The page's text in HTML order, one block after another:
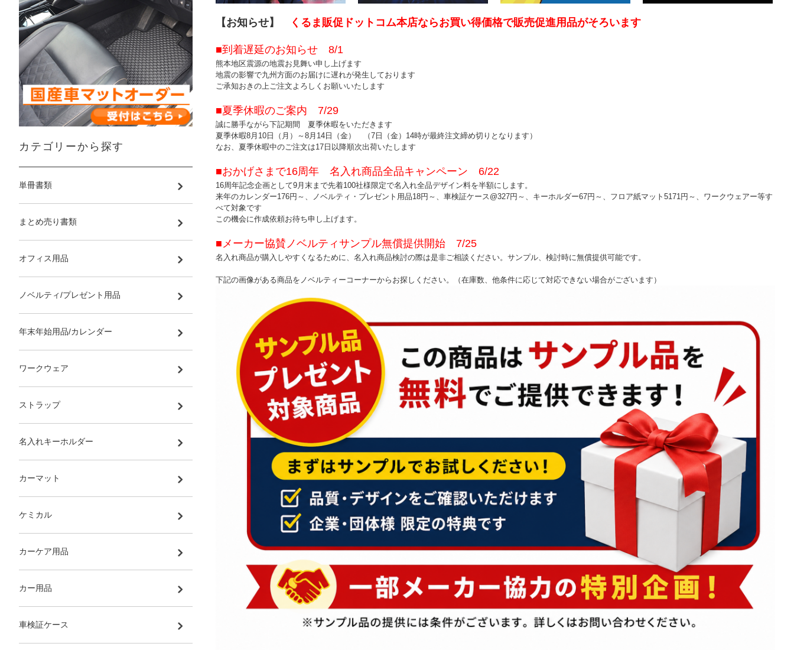
【お知らせ】 くるま販促ドットコム本店ならお買い得価格で販売促進用品がそろいます
■到着遅延のお知らせ 8/1
熊本地区震源の地震お見舞い申し上げます
地震の影響で九州方面のお届けに遅れが発生しております
ご承知おきの上ご注文よろしくお願いいたします
■夏季休暇のご案内 7/29
誠に勝手ながら下記期間 夏季休暇をいただきます
夏季休暇8月10日（月）～8月14日（金） （7日（金）14時が最終注文締め切りとなります）
なお、夏季休暇中のご注文は17日以降順次出荷いたします
■おかげさまで16周年 名入れ商品全品キャンペーン 6/22
16周年記念企画として9月末まで先着100社様限定で名入れ全品デザイン料を半額にします。
来年のカレンダー176円～、ノベルティ・プレゼント用品18円～、車検証ケース@327円～、キーホルダー67円～、フロア紙マット5171円～、ワークウェアー等す
べて対象です
この機会に作成依頼お待ち申し上げます。
■メーカー協賛ノベルティサンプル無償提供開始 7/25
名入れ商品が購入しやすくなるために、名入れ商品検討の際は是非ご相談ください。サンプル、検討時に無償提供可能です。
下記の画像がある商品をノベルティーコーナーからお探しください。（在庫数、他条件に応じて対応できない場合がございます）
カテゴリーから探す
単冊書類
まとめ売り書類
オフィス用品
ノベルティ/プレゼント用品
年末年始用品/カレンダー
ワークウェア
ストラップ
名入れキーホルダー
カーマット
ケミカル
カーケア用品
カー用品
車検証ケース